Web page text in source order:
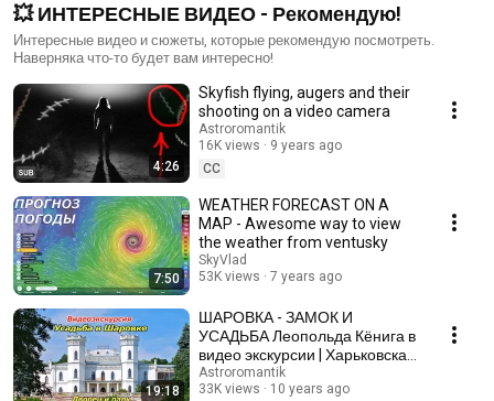
💥 ИНТЕРЕСНЫЕ ВИДЕО - Рекомендую!
Интересные видео и сюжеты, которые рекомендую посмотреть.
Наверняка что-то будет вам интересно!
4:26
Skyfish flying, augers and their
shooting on a video camera
Astroromantik
16K views
9 years ago
CC
7:50
WEATHER FORECAST ON A
MAP - Awesome way to view
the weather from ventusky
SkyVlad
53K views
7 years ago
19:18
ШАРОВКА - ЗАМОК И
УСАДЬБА Леопольда Кёнига в
видео экскурсии | Харьковская
область
Astroromantik
33K views
10 years ago